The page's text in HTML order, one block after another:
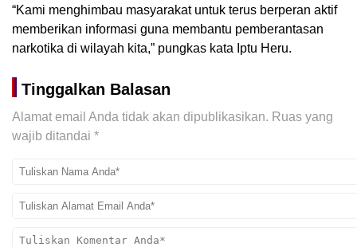
“Kami menghimbau masyarakat untuk terus berperan aktif
memberikan informasi guna membantu pemberantasan
narkotika di wilayah kita,” pungkas kata Iptu Heru.
Tinggalkan Balasan
Alamat email Anda tidak akan dipublikasikan. Ruas yang
wajib ditandai *